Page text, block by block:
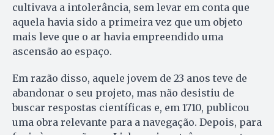
cultivava a intolerância, sem levar em conta que
aquela havia sido a primeira vez que um objeto
mais leve que o ar havia empreendido uma
ascensão ao espaço.
Em razão disso, aquele jovem de 23 anos teve de
abandonar o seu projeto, mas não desistiu de
buscar respostas científicas e, em 1710, publicou
uma obra relevante para a navegação. Depois, para